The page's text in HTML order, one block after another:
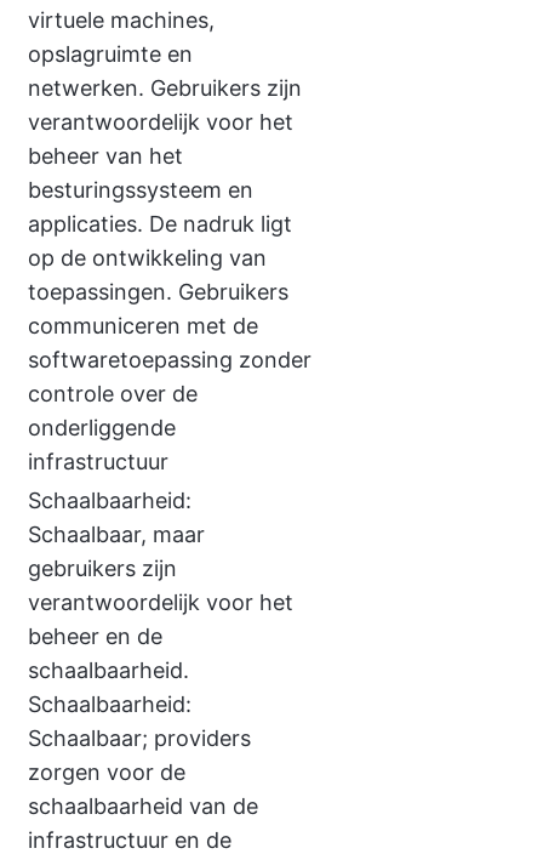
virtuele machines,
opslagruimte en
netwerken. Gebruikers zijn
verantwoordelijk voor het
beheer van het
besturingssysteem en
applicaties. De nadruk ligt
op de ontwikkeling van
toepassingen. Gebruikers
communiceren met de
softwaretoepassing zonder
controle over de
onderliggende
infrastructuur
Schaalbaarheid:
Schaalbaar, maar
gebruikers zijn
verantwoordelijk voor het
beheer en de
schaalbaarheid.
Schaalbaarheid:
Schaalbaar; providers
zorgen voor de
schaalbaarheid van de
infrastructuur en de